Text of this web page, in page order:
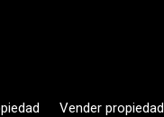
Vender propiedad